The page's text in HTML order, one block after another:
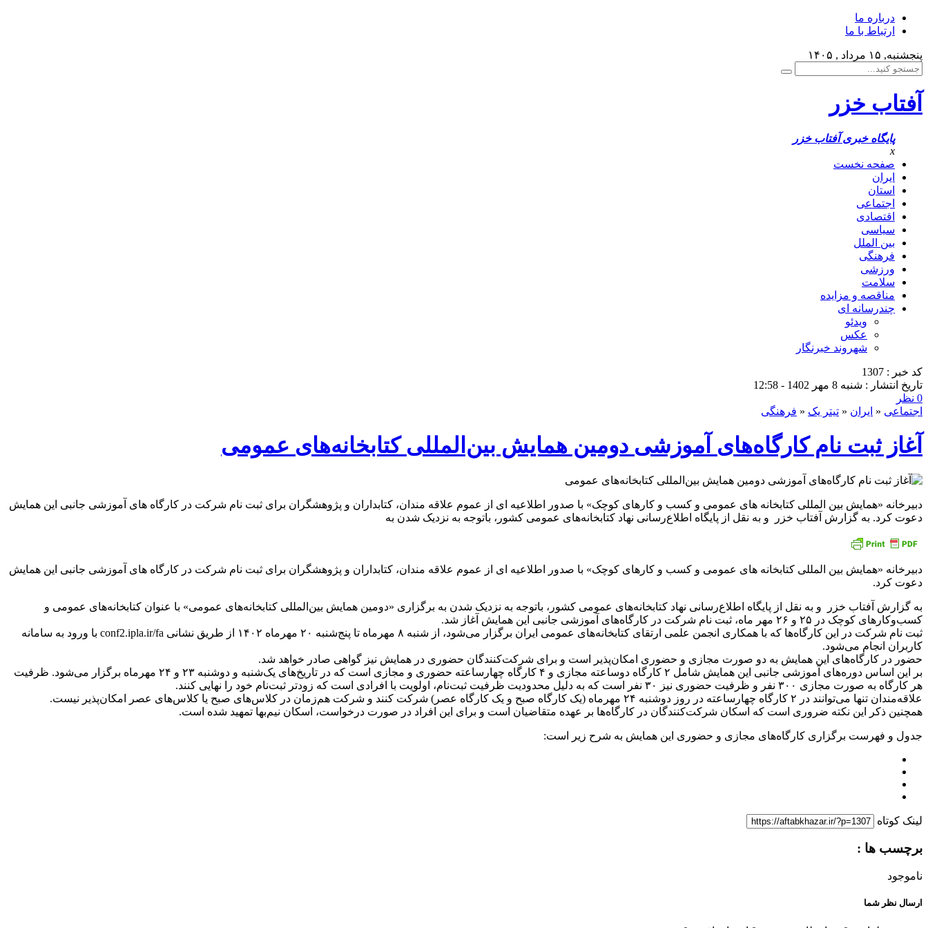
درباره ما
ارتباط با ما
پنجشنبه, ۱۵ مرداد , ۱۴۰۵
آفتاب خزر
پایگاه خبری آفتاب خزر
x
صفحه نخست
ایران
استان
اجتماعی
اقتصادی
سیاسی
بین الملل
فرهنگی
ورزشی
سلامت
مناقصه و مزایده
چندرسانه ای
ویدئو
عکس
شهروند خبرنگار
کد خبر : 1307
تاریخ انتشار : شنبه 8 مهر 1402 - 12:58
0 نظر
اجتماعی « ایران « تیتر یک « فرهنگی
آغاز ثبت نام کارگاه‌های آموزشی دومین همایش بین‌المللی کتابخانه‌های عمومی
دبیرخانه «همایش بین المللی کتابخانه های عمومی و کسب و کارهای کوچک» با صدور اطلاعیه ای از عموم علاقه مندان، کتابداران و پژوهشگران برای ثبت نام شرکت در کارگاه های آموزشی جانبی این همایش
دعوت کرد. به گزارش آفتاب خزر و به نقل از پایگاه اطلاع‌رسانی نهاد کتابخانه‌های عمومی کشور، باتوجه به نزدیک شدن به
دبیرخانه «همایش بین المللی کتابخانه های عمومی و کسب و کارهای کوچک» با صدور اطلاعیه ای از عموم علاقه مندان، کتابداران و پژوهشگران برای ثبت نام شرکت در کارگاه های آموزشی جانبی این همایش
دعوت کرد.
به گزارش آفتاب خزر و به نقل از پایگاه اطلاع‌رسانی نهاد کتابخانه‌های عمومی کشور، باتوجه به نزدیک شدن به برگزاری «دومین همایش بین‌المللی کتابخانه‌های عمومی» با عنوان کتابخانه‌های عمومی و
کسب‌وکارهای کوچک در ۲۵ و ۲۶ مهر ماه، ثبت نام شرکت در کارگاه‌های آموزشی جانبی این همایش آغاز شد.
ثبت نام شرکت در این کارگاه‌ها که با همکاری انجمن علمی ارتقای کتابخانه‌های عمومی ایران برگزار می‌شود، از شنبه ۸ مهرماه تا پنج‌شنبه ۲۰ مهرماه ۱۴۰۲ از طریق نشانی conf2.ipla.ir/fa با ورود به سامانه
کاربران انجام می‌شود.
حضور در کارگاه‌های این همایش به دو صورت مجازی و حضوری امکان‌پذیر است و برای شرکت‌کنندگان حضوری در همایش نیز گواهی صادر خواهد شد.
بر این اساس دوره‌های آموزشی جانبی این همایش شامل ۲ کارگاه دوساعته مجازی و ۴ کارگاه چهارساعته حضوری و مجازی است که در تاریخ‌های یک‌شنبه و دوشنبه ۲۳ و ۲۴ مهرماه برگزار می‌شود. ظرفیت
هر کارگاه به صورت مجازی ۳۰۰ نفر و ظرفیت حضوری نیز ۳۰ نفر است که به دلیل محدودیت ظرفیت ثبت‌نام، اولویت با افرادی است که زودتر ثبت‌نام خود را نهایی کنند.
علاقه‌مندان تنها می‌توانند در ۲ کارگاه چهارساعته در روز دوشنبه ۲۴ مهرماه (یک کارگاه صبح و یک کارگاه عصر) شرکت کنند و شرکت هم‌زمان در کلاس‌های صبح یا کلاس‌های عصر امکان‌پذیر نیست.
همچنین ذکر این نکته ضروری است که اسکان شرکت‌کنندگان در کارگاه‌ها بر عهده متقاضیان است و برای این افراد در صورت درخواست، اسکان نیم‌بها تمهید شده است.
جدول و فهرست برگزاری کارگاه‌های مجازی و حضوری این همایش به شرح زیر است:
لینک کوتاه
برچسب ها :
ناموجود
ارسال نظر شما